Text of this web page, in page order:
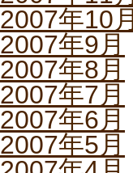
2007年10月
2007年9月
2007年8月
2007年7月
2007年6月
2007年5月